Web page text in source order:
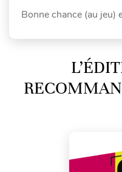
Bonne chance (au jeu)